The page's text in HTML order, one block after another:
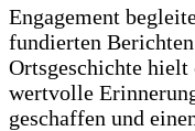
Engagement
fundierten
Ortsgeschichte hielt
wertvolle
geschaffen und